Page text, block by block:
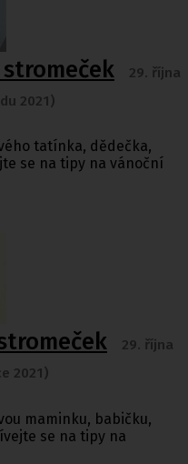
29. října
2021)
tatínka, dědečka,
se na tipy na vánoční
29. října
2021)
maminku, babičku,
se na tipy na